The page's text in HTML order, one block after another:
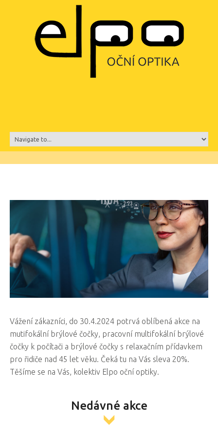
Vážení zákazníci, do 30.4.2024 potrvá oblíbená akce na
mutifokální brýlové čočky, pracovní multifokální brýlové
čočky k počítači a brýlové čočky s relaxačním přídavkem
pro řidiče nad 45 let věku. Čeká tu na Vás sleva 20%.
Těšíme se na Vás, kolektiv Elpo oční optiky.
Nedávné akce